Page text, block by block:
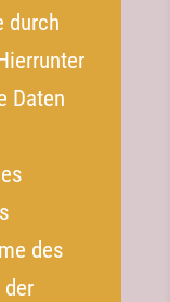
durch
Daten
des
der